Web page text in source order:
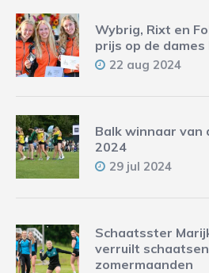
Wybrig, Rixt en
prijs op de dames
22 aug 2024
Balk winnaar van
2024
29 jul 2024
Schaatsster
verruilt
zomermaanden